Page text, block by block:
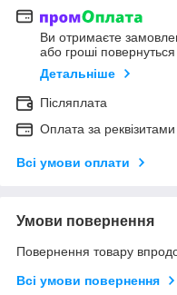
Ви отримаєте
або гроші
Детальніше
Післяплата
Оплата за реквізитами
Всі умови оплати
Умови повернення
Повернення товару
Всі умови повернення